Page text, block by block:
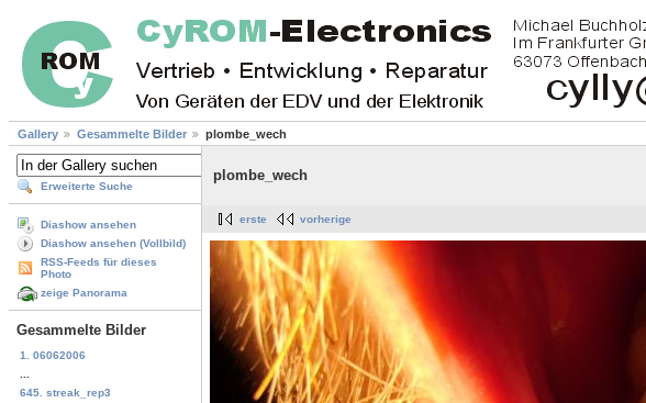
Gallery Gesammelte Bilder plombe_wech
Erweiterte Suche
Diashow ansehen
Diashow ansehen (Vollbild)
RSS-Feeds für dieses
Photo
zeige Panorama
Gesammelte Bilder
1. 06062006
645. streak_rep3
plombe_wech
erste vorherige